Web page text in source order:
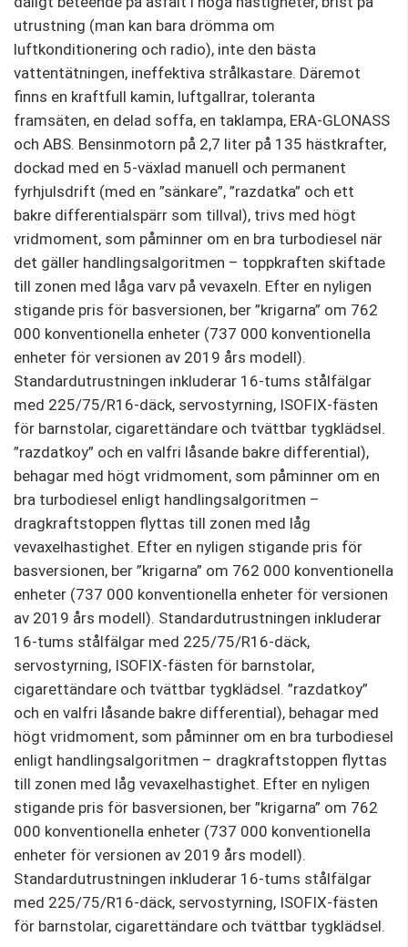
utrustning (man kan bara drömma om
luftkonditionering och radio), inte den bästa
vattentätningen, ineffektiva strålkastare. Däremot
finns en kraftfull kamin, luftgallrar, toleranta
framsäten, en delad soffa, en taklampa, ERA-GLONASS
och ABS. Bensinmotorn på 2,7 liter på 135 hästkrafter,
dockad med en 5-växlad manuell och permanent
fyrhjulsdrift (med en ”sänkare”, ”razdatka” och ett
bakre differentialspärr som tillval), trivs med högt
vridmoment, som påminner om en bra turbodiesel när
det gäller handlingsalgoritmen – toppkraften skiftade
till zonen med låga varv på vevaxeln. Efter en nyligen
stigande pris för basversionen, ber ”krigarna” om 762
000 konventionella enheter (737 000 konventionella
enheter för versionen av 2019 års modell).
Standardutrustningen inkluderar 16-tums stålfälgar
med 225/75/R16-däck, servostyrning, ISOFIX-fästen
för barnstolar, cigarettändare och tvättbar tygklädsel.
”razdatkoy” och en valfri låsande bakre differential),
behagar med högt vridmoment, som påminner om en
bra turbodiesel enligt handlingsalgoritmen –
dragkraftstoppen flyttas till zonen med låg
vevaxelhastighet. Efter en nyligen stigande pris för
basversionen, ber ”krigarna” om 762 000 konventionella
enheter (737 000 konventionella enheter för versionen
av 2019 års modell). Standardutrustningen inkluderar
16-tums stålfälgar med 225/75/R16-däck,
servostyrning, ISOFIX-fästen för barnstolar,
cigarettändare och tvättbar tygklädsel. ”razdatkoy”
och en valfri låsande bakre differential), behagar med
högt vridmoment, som påminner om en bra turbodiesel
enligt handlingsalgoritmen – dragkraftstoppen flyttas
till zonen med låg vevaxelhastighet. Efter en nyligen
stigande pris för basversionen, ber ”krigarna” om 762
000 konventionella enheter (737 000 konventionella
enheter för versionen av 2019 års modell).
Standardutrustningen inkluderar 16-tums stålfälgar
med 225/75/R16-däck, servostyrning, ISOFIX-fästen
för barnstolar, cigarettändare och tvättbar tygklädsel.